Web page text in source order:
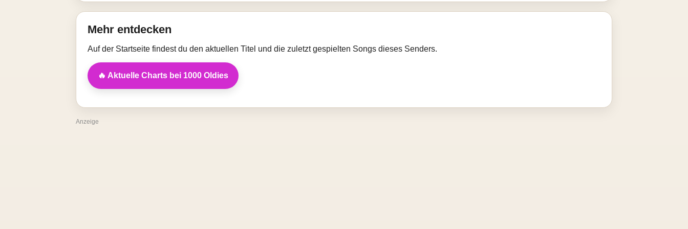
Mehr entdecken
Auf der Startseite findest du den aktuellen Titel und die zuletzt gespielten Songs dieses Senders.
🔥 Aktuelle Charts bei 1000 Oldies
Anzeige